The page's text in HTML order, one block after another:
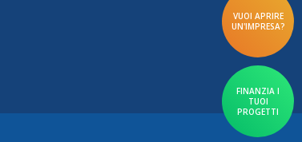
VUOI APRIRE
UN'IMPRESA?
FINANZIA I
TUOI
PROGETTI